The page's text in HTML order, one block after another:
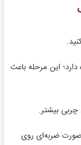
این مرحله باعث
چربی بیشتر.
ضربه‌ای روی